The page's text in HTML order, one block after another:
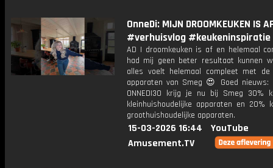
OnneDi: MIJN DROOMKEUKEN IS
#verhuisvlog #keukeninspiratie
AD | droomkeuken is af en helemaal
had mij geen beter resultaat kunnen
alles voelt helemaal compleet met de
apparaten van Smeg 😍 Goed nieuws:
ONNEDI30 krijg je nu bij Smeg 30%
kleinhuishoudelijke apparaten en 20%
groothuishoudelijke apparaten.
15-03-2026 16:44
YouTube
Amusement.TV